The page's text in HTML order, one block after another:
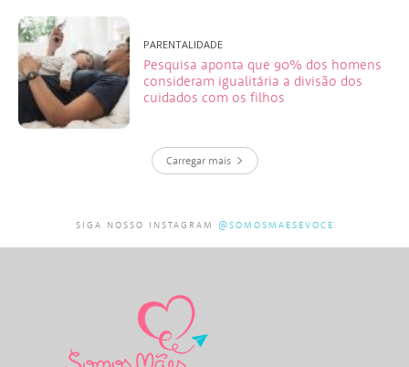
PARENTALIDADE
Pesquisa aponta que 90% dos homens
consideram igualitária a divisão dos
cuidados com os filhos
Carregar mais
SIGA NOSSO INSTAGRAM @SOMOSMAESEVOCE